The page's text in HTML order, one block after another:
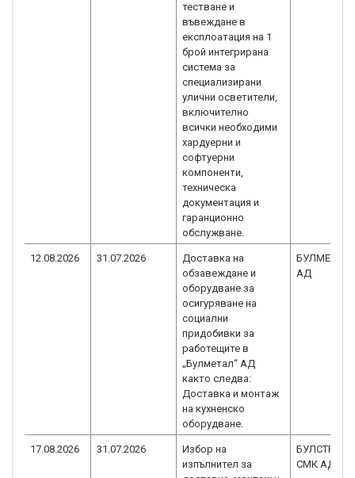
тестване и
въвеждане в
експлоатация на 1
брой интегрирана
система за
специализирани
улични осветители,
включително
всички необходими
хардуерни и
софтуерни
компоненти,
техническа
документация и
гаранционно
обслужване.
12.08.2026 31.07.2026
Доставка на
обзавеждане и
оборудване за
осигуряване на
социални
придобивки за
работещите в
„Булметал“ АД
както следва:
Доставка и монтаж
на кухненско
оборудване.
БУЛМЕТАЛ
АД
17.08.2026 31.07.2026
Избор на
изпълнител за
БУЛСТРОЙ-
СМК АД